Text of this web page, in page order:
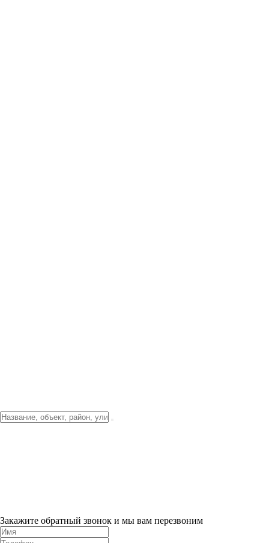
Закажите обратный звонок и мы вам перезвоним